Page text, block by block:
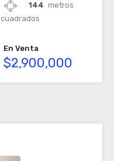
144 metros
cuadrados
En Venta
$2,900,000